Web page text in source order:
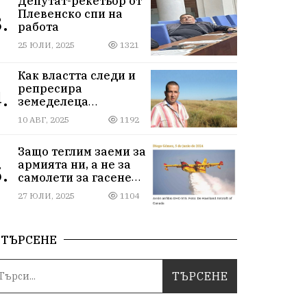
Плевенско спи на
работа
25 ЮЛИ, 2025 1321
Как властта следи и
репресира
земеделеца
Илчовски
10 АВГ, 2025 1192
Защо теглим заеми за
армията ни, а не за
самолети за гасене
на пожари
27 ЮЛИ, 2025 1104
ТЪРСЕНЕ